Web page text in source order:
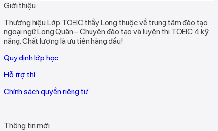
Giới thiệu
Thương hiệu Lớp TOEIC thầy Long thuộc về trung tâm đào tạo
ngoại ngữ Long Quân – Chuyên đào tạo và luyện thi TOEIC 4 kỹ
năng. Chất lượng là ưu tiên hàng đầu!
Quy định lớp học
Hỗ trợ thi
Chính sách quyền riêng tư
Thông tin mới